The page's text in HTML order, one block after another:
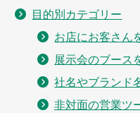
目的別カテゴリー
お店にお客さん
展示会のブース
社名やブランド
非対面の営業ツ